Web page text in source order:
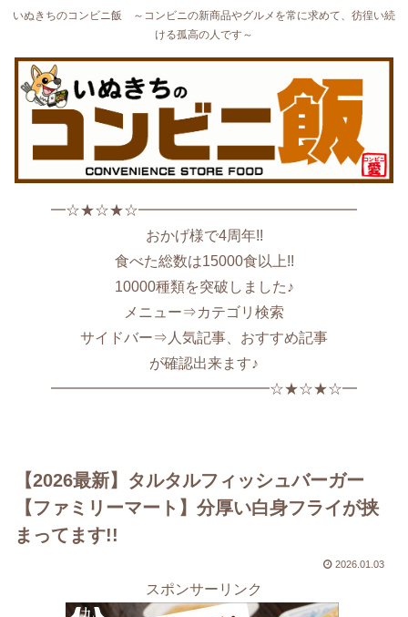
いぬきちのコンビニ飯 ～コンビニの新商品やグルメを常に求めて、彷徨い続
ける孤高の人です～
━☆★☆★☆━━━━━━━━━━━━━━━
おかげ様で4周年!!
食べた総数は15000食以上!!
10000種類を突破しました♪
メニュー⇒カテゴリ検索
サイドバー⇒人気記事、おすすめ記事
が確認出来ます♪
━━━━━━━━━━━━━━━☆★☆★☆━
【2026最新】タルタルフィッシュバーガー
【ファミリーマート】分厚い白身フライが挟
まってます!!
2026.01.03
スポンサーリンク